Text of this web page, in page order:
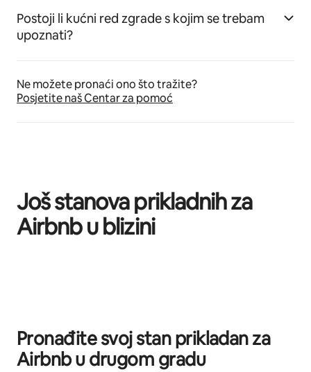
Postoji li kućni red zgrade s kojim se trebam
upoznati?
Ne možete pronaći ono što tražite?
Posjetite naš Centar za pomoć
Još stanova prikladnih za
Airbnb u blizini
Pronađite svoj stan prikladan za
Airbnb u drugom gradu